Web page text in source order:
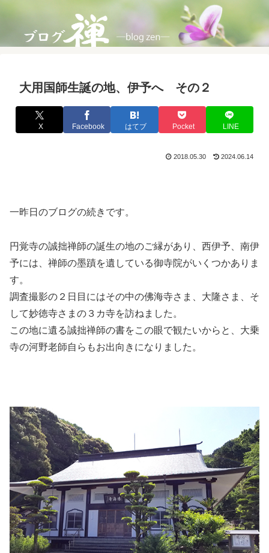
大用国師生誕の地、伊予へ その２
X Facebook はてブ Pocket LINE
2018.05.30 2024.06.14
一昨日のブログの続きです。
円覚寺の誠拙禅師の誕生の地のご縁があり、西伊予、南伊
予には、禅師の墨蹟を遺している御寺院がいくつかありま
す。
調査撮影の２日目にはその中の佛海寺さま、大隆さま、そ
して妙徳寺さまの３カ寺を訪ねました。
この地に遺る誠拙禅師の書をこの眼で観たいからと、大乗
寺の河野老師自らもお出向きになりました。